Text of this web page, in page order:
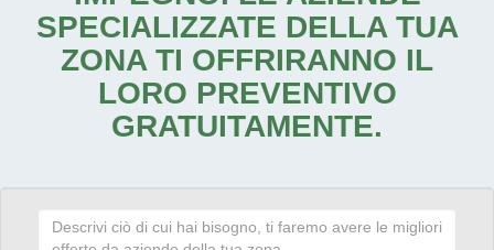
SPECIALIZZATE DELLA TUA
ZONA TI OFFRIRANNO IL
LORO PREVENTIVO
GRATUITAMENTE.